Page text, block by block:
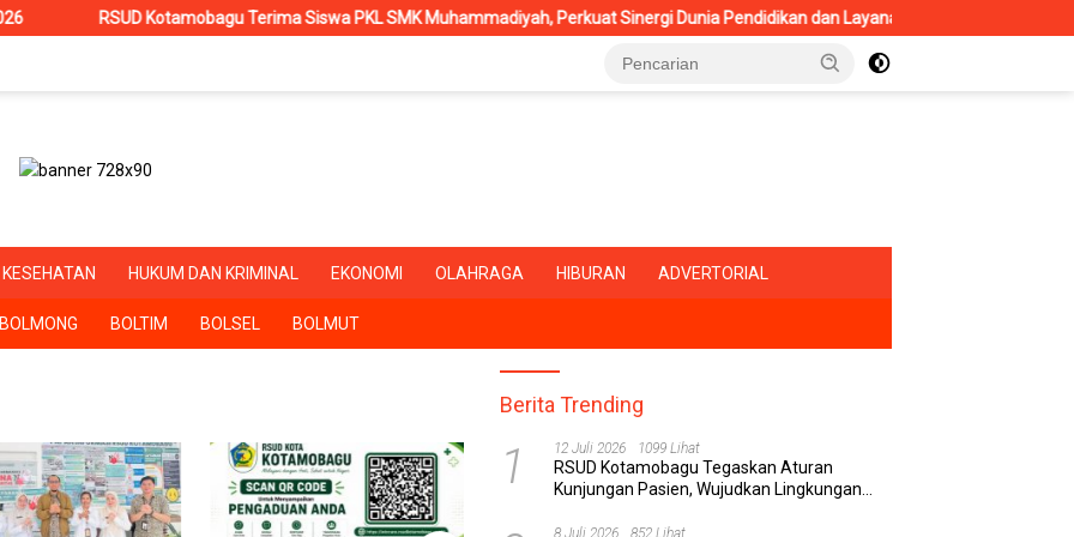
Kotamobagu Terima Siswa PKL SMK Muhammadiyah, Perkuat Sinergi Dunia Pendidikan dan Layanan Kesehatan
KESEHATAN HUKUM DAN KRIMINAL EKONOMI OLAHRAGA HIBURAN ADVERTORIAL
BOLMONG BOLTIM BOLSEL BOLMUT
Berita Trending
1 12 Juli 2026 1099 Lihat
RSUD Kotamobagu Tegaskan Aturan
Kunjungan Pasien, Wujudkan Lingkungan
Berkualitas